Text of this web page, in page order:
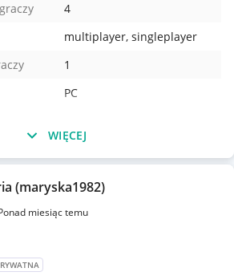
4
multiplayer, singleplayer
1
PC
WIĘCEJ
(maryska1982)
miesiąc temu